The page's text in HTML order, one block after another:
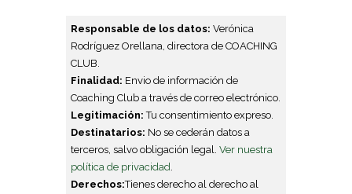
Responsable de los datos: Verónica
Rodríguez Orellana, directora de COACHING
CLUB.
Finalidad: Envio de información de
Coaching Club a través de correo electrónico.
Legitimación: Tu consentimiento expreso.
Destinatarios: No se cederán datos a
terceros, salvo obligación legal. Ver nuestra
política de privacidad
Derechos:Tienes derecho al derecho al